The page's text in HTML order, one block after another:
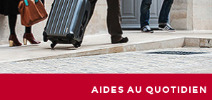
AIDES AU QUOTIDIEN